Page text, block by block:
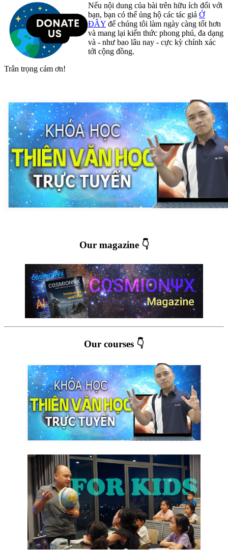
Nếu nội dung của bài trên hữu ích đối với
bạn, bạn có thể ủng hộ các tác giả Ở
ĐÂY để chúng tôi làm ngày càng tốt hơn
và mang lại kiến thức phong phú, đa dạng
và - như bao lâu nay - cực kỳ chính xác
tới cộng đồng.
Trân trọng cám ơn!
Our magazine 👇
Our courses 👇